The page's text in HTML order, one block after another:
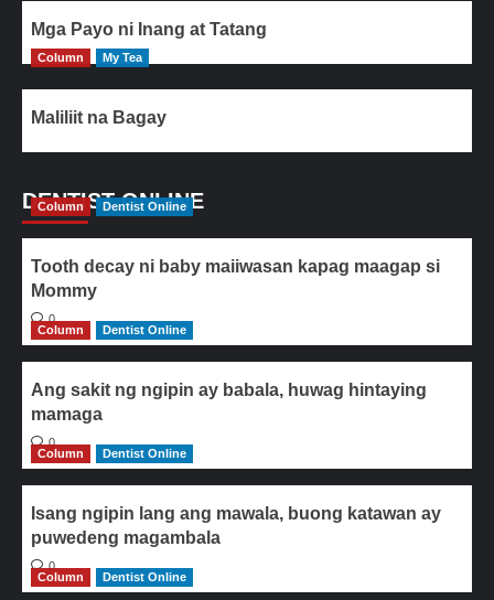
Mga Payo ni Inang at Tatang
Column My Tea
Maliliit na Bagay
DENTIST ONLINE
Column Dentist Online
Tooth decay ni baby maiiwasan kapag maagap si
Mommy
0
Column
Dentist Online
Ang sakit ng ngipin ay babala, huwag hintaying
mamaga
0
Column
Dentist Online
Isang ngipin lang ang mawala, buong katawan ay
puwedeng magambala
0
Column
Dentist Online